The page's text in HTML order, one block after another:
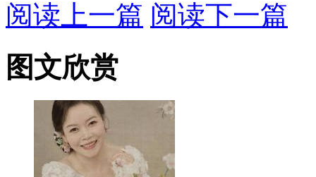
阅读上一篇 阅读下一篇
图文欣赏